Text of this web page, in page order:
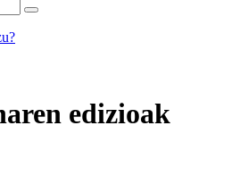
edizioak